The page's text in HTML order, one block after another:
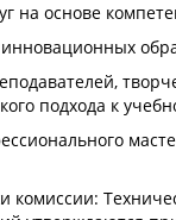
на основе
подхода к